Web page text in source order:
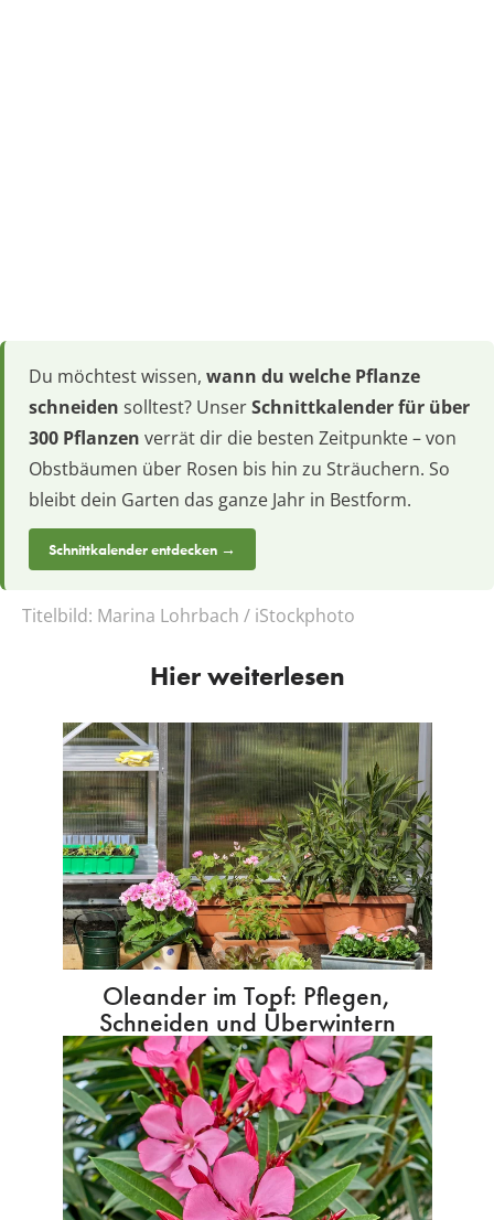
Du möchtest wissen, wann du welche Pflanze
schneiden solltest? UnserSchnittkalender für über
300 Pflanzen verrät dir die besten Zeitpunkte – von
Obstbäumen über Rosen bis hin zu Sträuchern. So
bleibt dein Garten das ganze Jahr in Bestform.
Schnittkalender entdecken →
Titelbild: Marina Lohrbach / iStockphoto
Hier weiterlesen
Oleander im Topf: Pflegen,
Schneiden und Überwintern